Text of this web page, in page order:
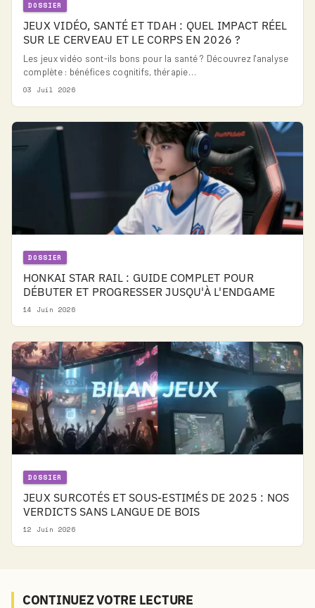
DOSSIER
JEUX VIDÉO, SANTÉ ET TDAH : QUEL IMPACT RÉEL
SUR LE CERVEAU ET LE CORPS EN 2026 ?
Les jeux vidéo sont-ils bons pour la santé ? Découvrez l'analyse
complète : bénéfices cognitifs, thérapie…
03 Juil 2026
DOSSIER
HONKAI STAR RAIL : GUIDE COMPLET POUR
DÉBUTER ET PROGRESSER JUSQU'À L'ENDGAME
14 Juin 2026
DOSSIER
JEUX SURCOTÉS ET SOUS-ESTIMÉS DE 2025 : NOS
VERDICTS SANS LANGUE DE BOIS
12 Juin 2026
CONTINUEZ VOTRE LECTURE